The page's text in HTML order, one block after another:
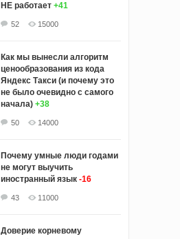
НЕ работает +41
52 15000
Как мы вынесли алгоритм
ценообразования из кода
Яндекс Такси (и почему это
не было очевидно с самого
начала) +38
50 14000
Почему умные люди годами
не могут выучить
иностранный язык -16
43 11000
Доверие корневому